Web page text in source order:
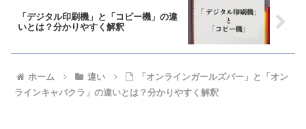
「デジタル印刷機」と「コピー機」の違
いとは？分かりやすく解釈
ホーム 違い
「オンラインガールズバー」と「オン
ラインキャバクラ」の違いとは？分かりやすく解釈